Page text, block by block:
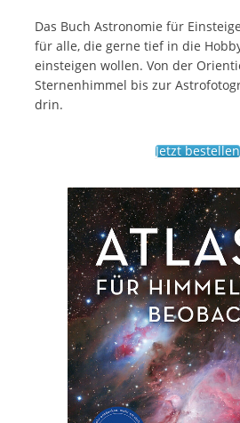
Das Buch Astronomie für
für alle, die gerne tief in die
einsteigen wollen. Von der
Sternenhimmel bis zur
drin.
Jetzt bestellen